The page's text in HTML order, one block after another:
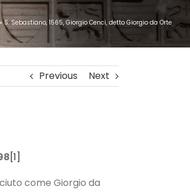
S. Sebastiano, 1565, Giorgio Cenci, detto Giorgio da Orte
Previous Next
[1]
come Giorgio da